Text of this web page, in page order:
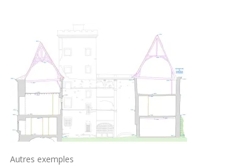
Autres exemples